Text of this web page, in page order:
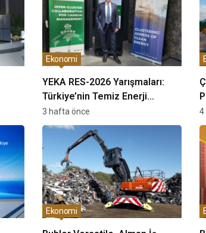
YEKA RES-2026 Yarışmaları:
Türkiye’nin Temiz Enerji
Üretiminde Stratejik Bir Fırsat
Olarak Değerlendiriliyor
Ekonomi
3 hafta önce 4
Ekonomi